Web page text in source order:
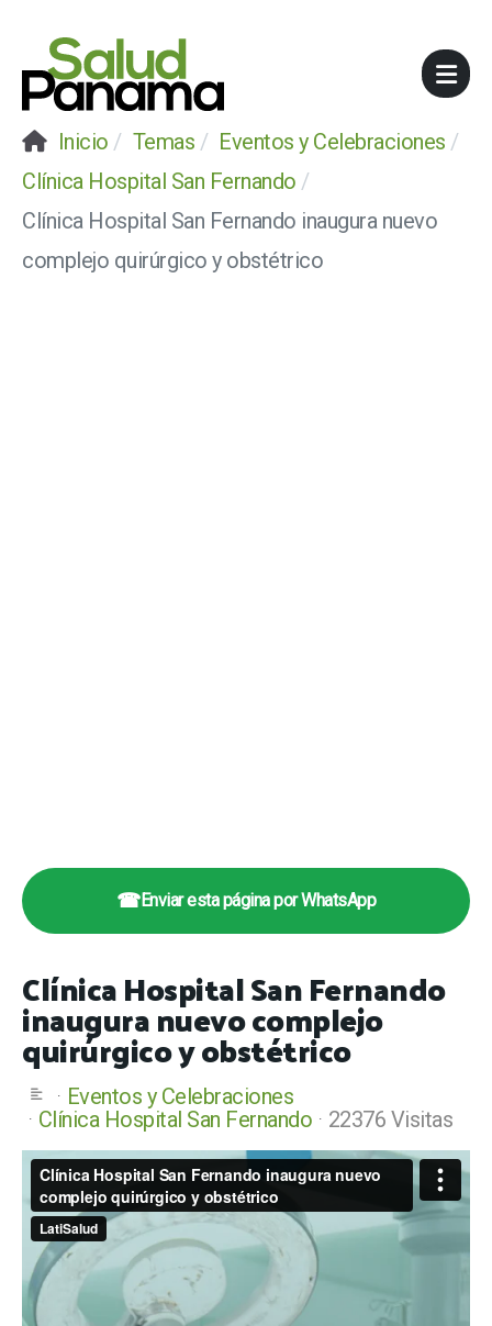
Inicio Temas
Eventos y Celebraciones
Clínica Hospital San Fernando
Clínica Hospital San Fernando inaugura nuevo
complejo quirúrgico y obstétrico
☎Enviar esta página por WhatsApp
Clínica Hospital San Fernando
inaugura nuevo complejo
quirúrgico y obstétrico
Eventos y Celebraciones
Clínica Hospital San Fernando
22376 Visitas